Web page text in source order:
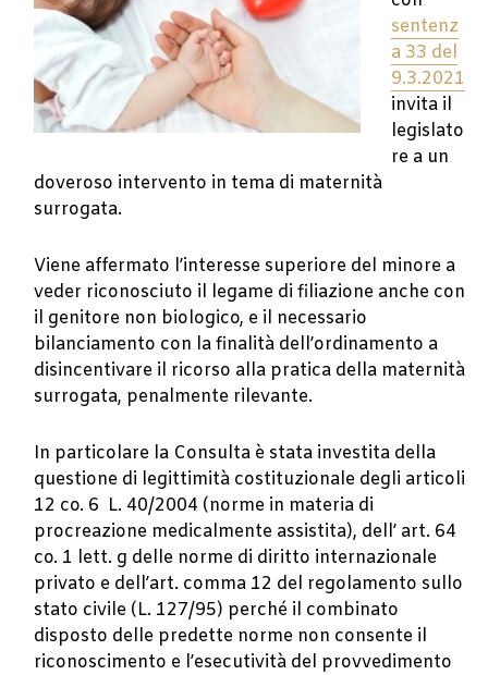
sentenz
a 33 del
9.3.2021
invita il
legislato
re a un
doveroso intervento in tema di maternità
surrogata.
Viene affermato l’interesse superiore del minore a
veder riconosciuto il legame di filiazione anche con
il genitore non biologico, e il necessario
bilanciamento con la finalità dell’ordinamento a
disincentivare il ricorso alla pratica della maternità
surrogata, penalmente rilevante.
In particolare la Consulta è stata investita della
questione di legittimità costituzionale degli articoli
12 co. 6 L. 40/2004 (norme in materia di
procreazione medicalmente assistita), dell’ art. 64
co. 1 lett. g delle norme di diritto internazionale
privato e dell’art. comma 12 del regolamento sullo
stato civile (L. 127/95) perché il combinato
disposto delle predette norme non consente il
riconoscimento e l’esecutività del provvedimento